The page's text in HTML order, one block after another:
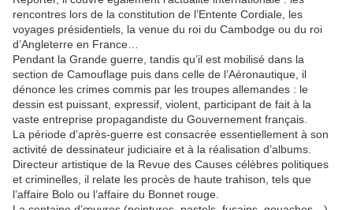
rencontres lors de la constitution de l’Entente Cordiale, les
voyages présidentiels, la venue du roi du Cambodge ou du roi
d’Angleterre en France…
Pendant la Grande guerre, tandis qu’il est mobilisé dans la
section de Camouflage puis dans celle de l’Aéronautique, il
dénonce les crimes commis par les troupes allemandes : le
dessin est puissant, expressif, violent, participant de fait à la
vaste entreprise propagandiste du Gouvernement français.
La période d’après-guerre est consacrée essentiellement à son
activité de dessinateur judiciaire et à la réalisation d’albums.
Directeur artistique de la Revue des Causes célèbres politiques
et criminelles, il relate les procès de haute trahison, tels que
l’affaire Bolo ou l’affaire du Bonnet rouge.